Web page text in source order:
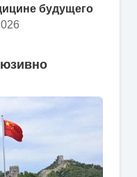
будущего